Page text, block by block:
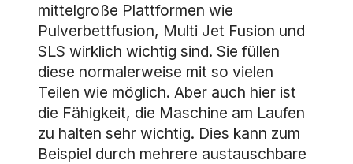
mittelgroße Plattformen wie
Pulverbettfusion, Multi Jet Fusion und
SLS wirklich wichtig sind. Sie füllen
diese normalerweise mit so vielen
Teilen wie möglich. Aber auch hier ist
die Fähigkeit, die Maschine am Laufen
zu halten sehr wichtig. Dies kann zum
Beispiel durch mehrere austauschbare